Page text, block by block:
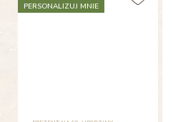
PERSONALIZUJ MNIE